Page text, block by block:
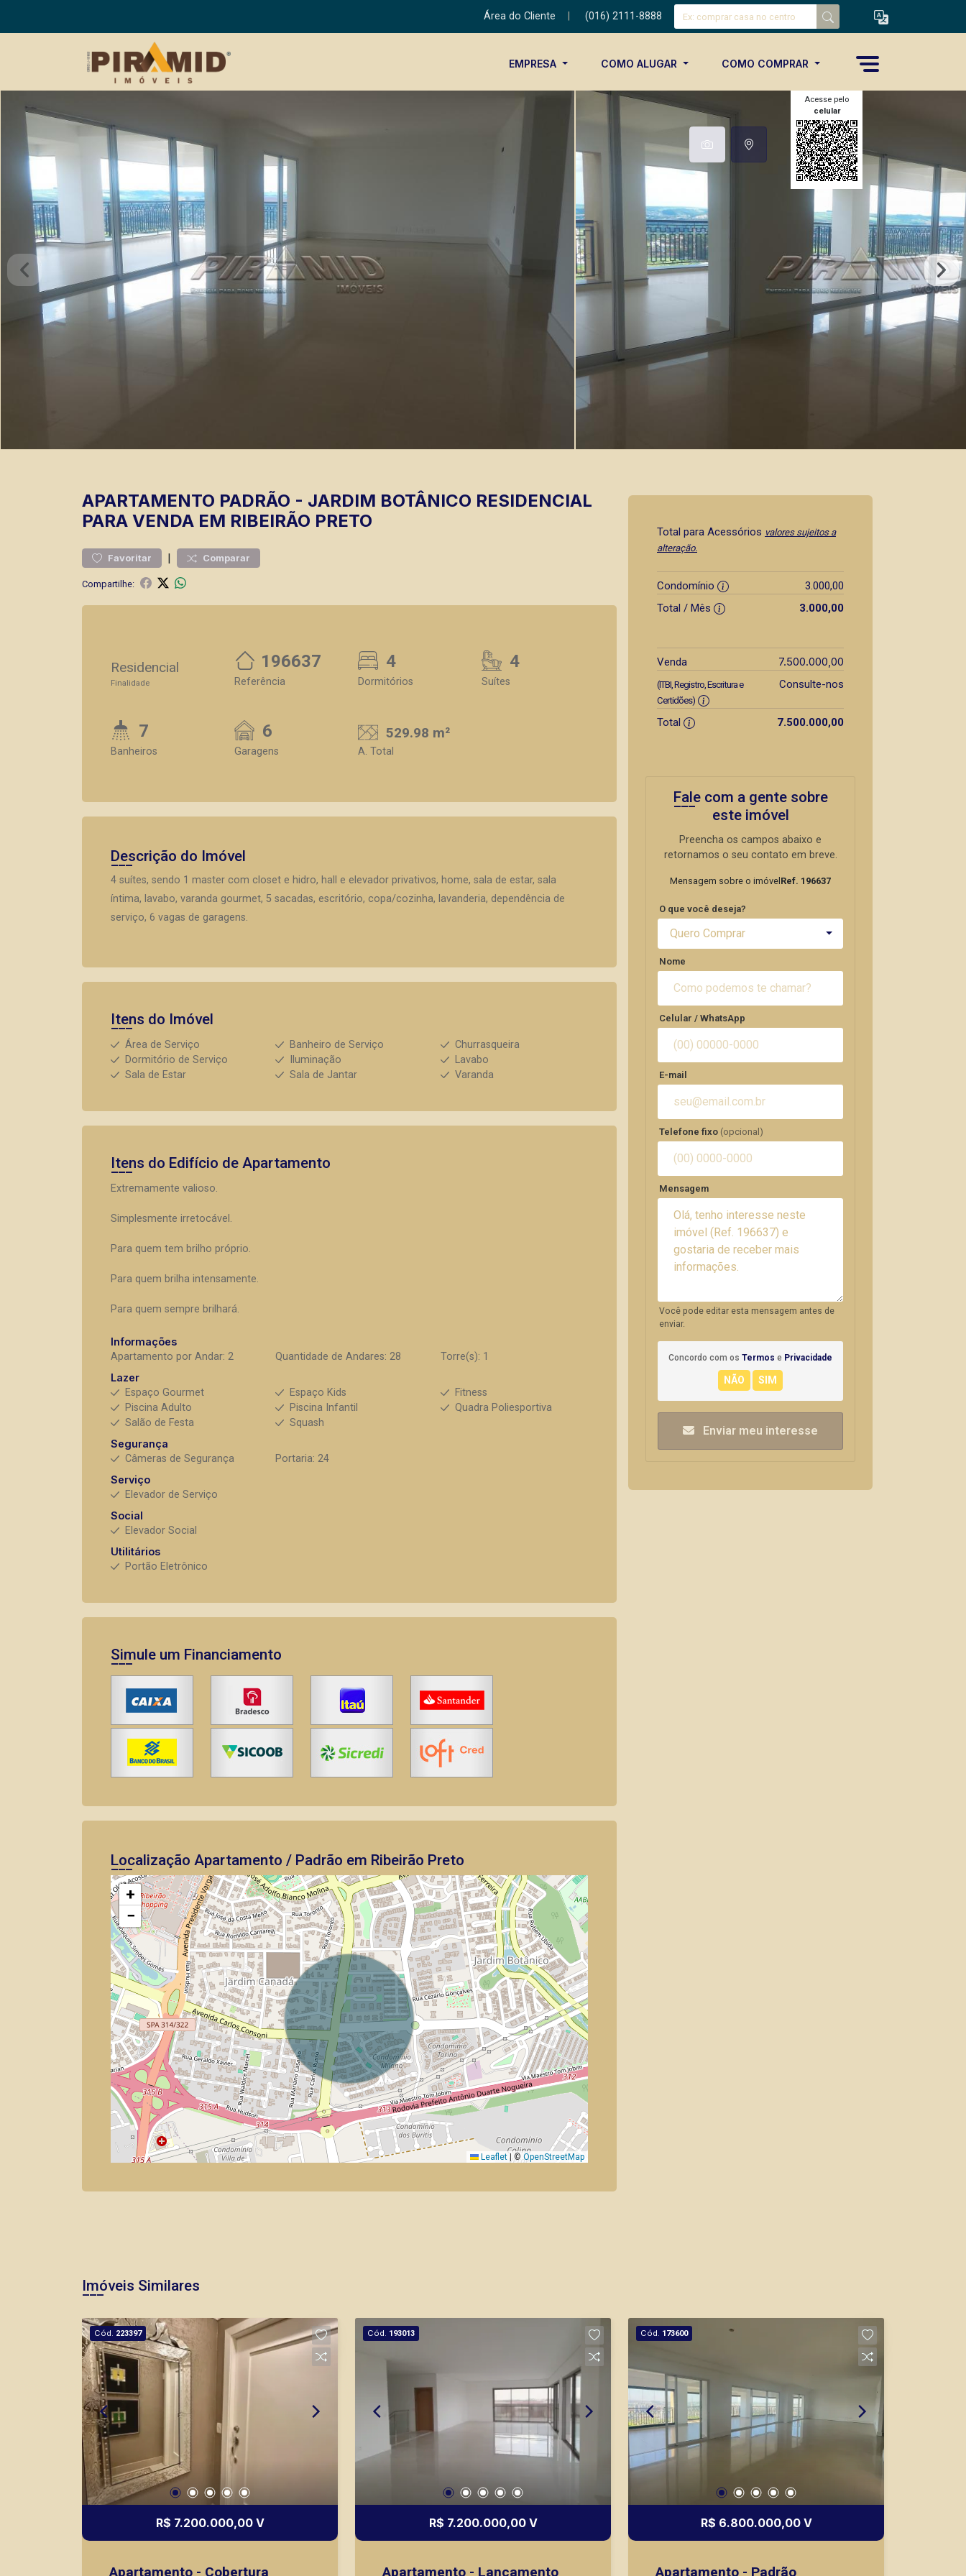
Área do Cliente (016) 2111-8888
EMPRESA COMO ALUGAR COMO COMPRAR
Acesse pelo
celular
APARTAMENTO PADRÃO - JARDIM BOTÂNICO RESIDENCIAL
PARA VENDA EM RIBEIRÃO PRETO
Favoritar | Comparar
Compartilhe:
Residencial
Finalidade
196637
Referência
4
Dormitórios
4
Suítes
7
Banheiros
6
Garagens
529.98 m²
A. Total
Descrição do Imóvel
4 suítes, sendo 1 master com closet e hidro, hall e elevador privativos, home, sala de estar, sala
íntima, lavabo, varanda gourmet, 5 sacadas, escritório, copa/cozinha, lavanderia, dependência de
serviço, 6 vagas de garagens.
Itens do Imóvel
Área de Serviço Banheiro de Serviço
Churrasqueira
Dormitório de Serviço
Iluminação
Lavabo
Sala de Estar
Sala de Jantar Varanda
Itens do Edifício de Apartamento
Extremamente valioso.
Simplesmente irretocável.
Para quem tem brilho próprio.
Para quem brilha intensamente.
Para quem sempre brilhará.
Informações
Apartamento por Andar: 2
Quantidade de Andares: 28
Torre(s): 1
Lazer
Espaço Gourmet
Espaço Kids
Fitness
Piscina Adulto
Piscina Infantil
Quadra Poliesportiva
Salão de Festa
Squash
Segurança
Câmeras de Segurança
Portaria: 24
Serviço
Elevador de Serviço
Social
Elevador Social
Utilitários
Portão Eletrônico
Simule um Financiamento
Localização Apartamento / Padrão em Ribeirão Preto
+
−
Leaflet © OpenStreetMap
Total para Acessórios valores sujeitos a
alteração.
Condomínio
3.000,00
Total / Mês
3.000,00
Venda 7.500.000,00
(ITBI, Registro, Escritura e
Certidões)
Consulte-nos
Total 7.500.000,00
Fale com a gente sobre
este imóvel
Preencha os campos abaixo e
retornamos o seu contato em breve.
Mensagem sobre o imóvel Ref. 196637
O que você deseja?
Quero Comprar
Nome
Celular / WhatsApp
E-mail
Telefone fixo (opcional)
Mensagem
Você pode editar esta mensagem antes de
enviar.
Concordo com os Termos e Privacidade
Enviar meu interesse
Imóveis Similares
Cód. 223397
R$ 7.200.000,00 V
Apartamento - Cobertura
Cód. 193013
R$ 7.200.000,00 V
Apartamento - Lançamento
Cód. 173600
R$ 6.800.000,00 V
Apartamento - Padrão